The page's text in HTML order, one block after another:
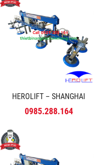
HEROLIFT – SHANGHAI
0985.288.164